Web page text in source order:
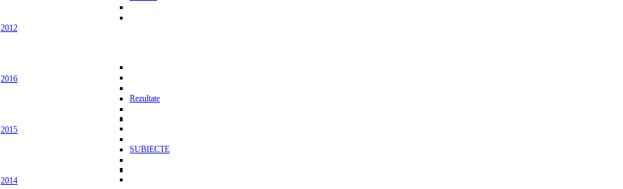
2012
2016
Rezultate
2015
SUBIECTE
2014